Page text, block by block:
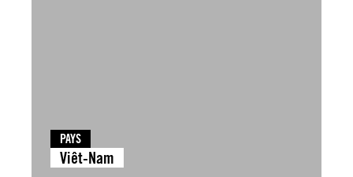
PAYS
Viêt-Nam